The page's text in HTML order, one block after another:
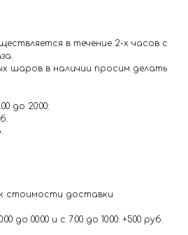
в течение 2-х часов с
шаров в наличии просим делать
до 20:00:
к стоимости доставки
00:00 и с 7:00 до 10:00: +500 руб.